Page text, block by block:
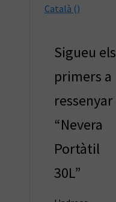
Català ()
Sigueu els
primers a
ressenyar
“Nevera
Portàtil
30L”